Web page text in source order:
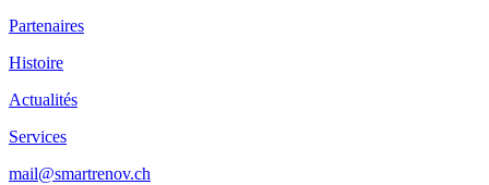
Partenaires
Histoire
Actualités
Services
mail@smartrenov.ch